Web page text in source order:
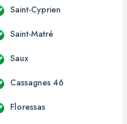
Saint-Cyprien
Saint-Matré
Saux
Cassagnes 46
Floressas